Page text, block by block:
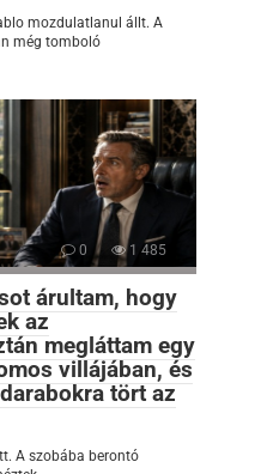
mozdulatlanul állt. A
még tomboló
0 1 485
árultam, hogy
az
megláttam egy
villájában, és
tört az
A szobába berontó